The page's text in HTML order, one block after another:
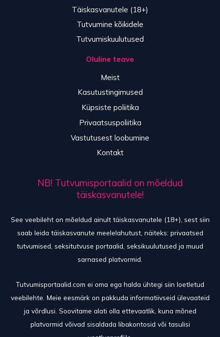
Täiskasvanutele (18+)
Tutvumine kõikidele
Tutvumiskuulutused
Oluline teave
Meist
Kasutustingimused
Küpsiste poliitika
Privaatsuspoliitika
Vastutusest loobumine
Kontakt
NB! Tutvumisportaalid on mõeldud
täiskasvanutele!
See veebileht on mõeldud ainult täiskasvanutele (18+), sest siin
saab leida täiskasvanute meelelahutust, näiteks: privaatsed
tutvumised, seksitutvuse portaalid, seksikuulutused ja muud
sarnased platvormid.
Tutvumisportaalid.com ei oma ega halda ühtegi siin loetletud
veebilehte. Meie eesmärk on pakkuda informatiivseid ülevaateid
ja võrdlusi. Soovitame alati olla ettevaatlik, kuna mõned
platvormid võivad sisaldada libakontosid või tasulisi